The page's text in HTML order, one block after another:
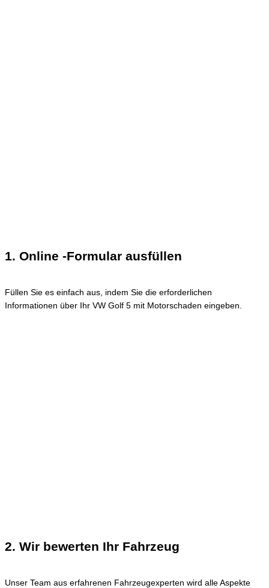
1. Online -Formular ausfüllen
Füllen Sie es einfach aus, indem Sie die erforderlichen
Informationen über Ihr VW Golf 5 mit Motorschaden eingeben.
2. Wir bewerten Ihr Fahrzeug
Unser Team aus erfahrenen Fahrzeugexperten wird alle Aspekte